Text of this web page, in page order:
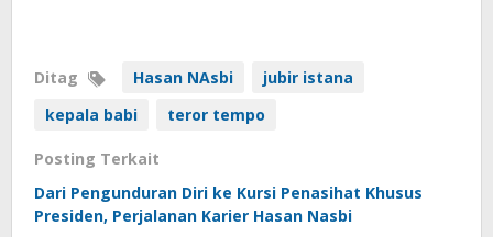
Ditag Hasan NAsbi
jubir istana
kepala babi
teror tempo
Posting Terkait
Dari Pengunduran Diri ke Kursi Penasihat Khusus
Presiden, Perjalanan Karier Hasan Nasbi